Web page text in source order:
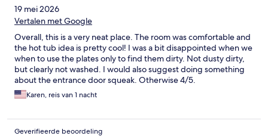
19 mei 2026
Vertalen met Google
Overall, this is a very neat place. The room was comfortable and
the hot tub idea is pretty cool! I was a bit disappointed when we
when to use the plates only to find them dirty. Not dusty dirty,
but clearly not washed. I would also suggest doing something
about the entrance door squeak. Otherwise 4/5.
Karen, reis van 1 nacht
Geverifieerde beoordeling